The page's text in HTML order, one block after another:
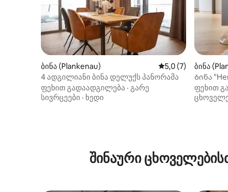
ბინა (Plankenau) საშუალო
5,0 (7)
4 ადგილიანი ბინა დელუქს პანორამა
ფეხით გადაადგილება · გარე
სივრცეები · ხედი
ბინა
Ბინა
ფეხით
შინაური